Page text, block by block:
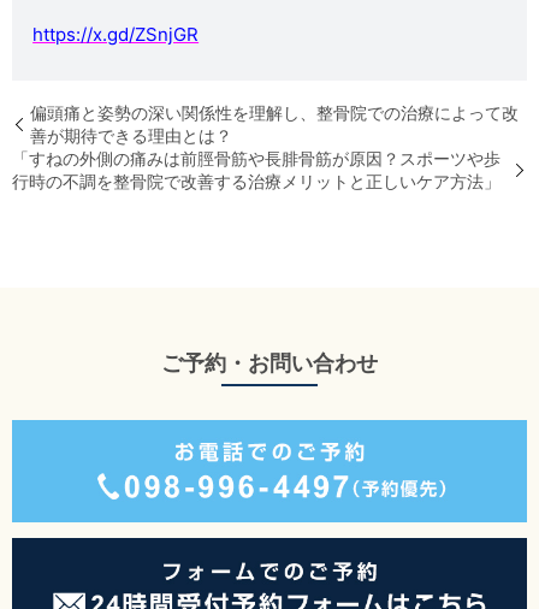
https://x.gd/ZSnjGR
偏頭痛と姿勢の深い関係性を理解し、整骨院での治療によって改
善が期待できる理由とは？
「すねの外側の痛みは前脛骨筋や長腓骨筋が原因？スポーツや歩
行時の不調を整骨院で改善する治療メリットと正しいケア方法」
ご予約・お問い合わせ